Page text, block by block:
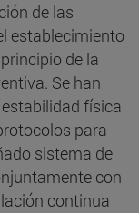
de las
establecimiento
de la
Se han
física
para
sistema de
con
continua